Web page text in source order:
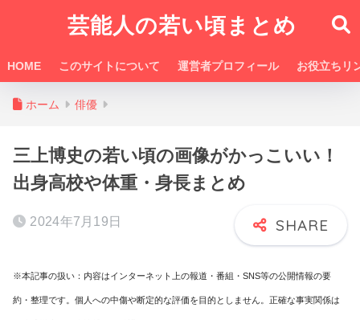
芸能人の若い頃まとめ
HOME このサイトについて 運営者プロフィール お役立ちリ
ホーム 俳優
三上博史の若い頃の画像がかっこいい！
出身高校や体重・身長まとめ
2024年7月19日
※本記事の扱い：内容はインターネット上の報道・番組・SNS等の公開情報の要
約・整理です。個人への中傷や断定的な評価を目的としません。正確な事実関係は